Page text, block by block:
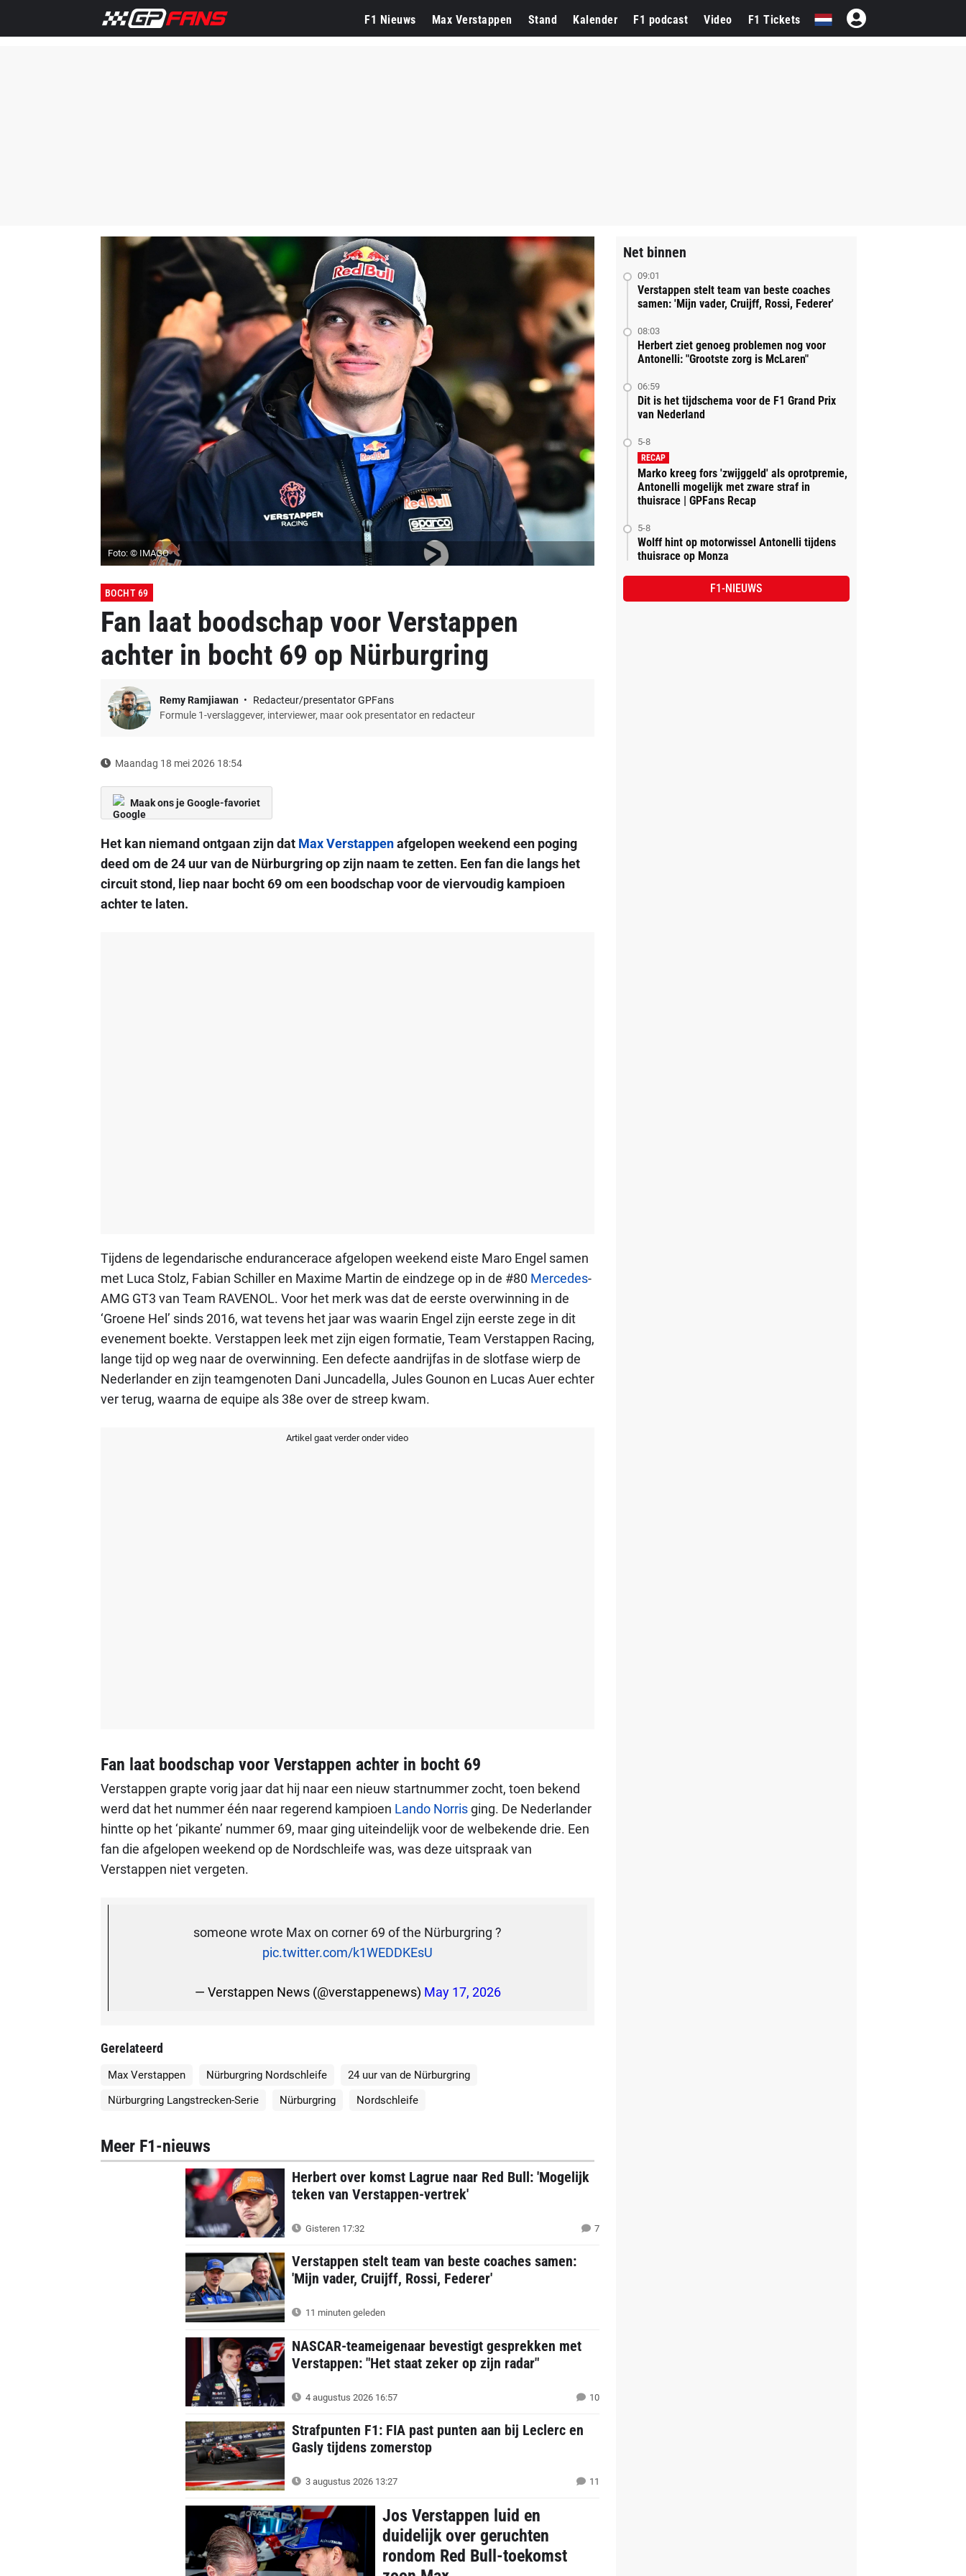
F1 Nieuws Max Verstappen Stand Kalender F1 podcast Video F1 Tickets
Foto: © IMAGO
BOCHT 69
Fan laat boodschap voor Verstappen
achter in bocht 69 op Nürburgring
Remy Ramjiawan
Redacteur/presentator GPFans
Formule 1-verslaggever, interviewer, maar ook presentator en redacteur
Maandag 18 mei 2026 18:54
Maak ons je Google-favoriet
Het kan niemand ontgaan zijn dat Max Verstappenafgelopen weekend een poging
deed om de 24 uur van de Nürburgring op zijn naam te zetten. Een fan die langs het
circuit stond, liep naar bocht 69 om een boodschap voor de viervoudig kampioen
achter te laten.
Tijdens de legendarische endurancerace afgelopen weekend eiste Maro Engel samen
met Luca Stolz, Fabian Schiller en Maxime Martin de eindzege op in de #80 Mercedes-
AMG GT3 van Team RAVENOL. Voor het merk was dat de eerste overwinning in de
‘Groene Hel’ sinds 2016, wat tevens het jaar was waarin Engel zijn eerste zege in dit
evenement boekte. Verstappen leek met zijn eigen formatie, Team Verstappen Racing,
lange tijd op weg naar de overwinning. Een defecte aandrijfas in de slotfase wierp de
Nederlander en zijn teamgenoten Dani Juncadella, Jules Gounon en Lucas Auer echter
ver terug, waarna de equipe als 38e over de streep kwam.
Artikel gaat verder onder video
Fan laat boodschap voor Verstappen achter in bocht 69
Verstappen grapte vorig jaar dat hij naar een nieuw startnummer zocht, toen bekend
werd dat het nummer één naar regerend kampioen Lando Norrisging. De Nederlander
hintte op het ‘pikante’ nummer 69, maar ging uiteindelijk voor de welbekende drie. Een
fan die afgelopen weekend op de Nordschleife was, was deze uitspraak van
Verstappen niet vergeten.
someone wrote Max on corner 69 of the Nürburgring ?
pic.twitter.com/k1WEDDKEsU
— Verstappen News (@verstappenews) May 17, 2026
Gerelateerd
Max Verstappen Nürburgring Nordschleife
24 uur van de Nürburgring
Nürburgring Langstrecken-Serie
Nürburgring Nordschleife
Meer F1-nieuws
Herbert over komst Lagrue naar Red Bull: 'Mogelijk
teken van Verstappen-vertrek'
Gisteren 17:32 7
Verstappen stelt team van beste coaches samen:
'Mijn vader, Cruijff, Rossi, Federer'
11 minuten geleden
NASCAR-teameigenaar bevestigt gesprekken met
Verstappen: "Het staat zeker op zijn radar"
4 augustus 2026 16:57 10
Strafpunten F1: FIA past punten aan bij Leclerc en
Gasly tijdens zomerstop
3 augustus 2026 13:27 11
Jos Verstappen luid en
duidelijk over geruchten
rondom Red Bull-toekomst
Net binnen
09:01
Verstappen stelt team van beste coaches
samen: 'Mijn vader, Cruijff, Rossi, Federer'
08:03
Herbert ziet genoeg problemen nog voor
Antonelli: "Grootste zorg is McLaren"
06:59
Dit is het tijdschema voor de F1 Grand Prix
van Nederland
5-8
RECAP
Marko kreeg fors 'zwijggeld' als oprotpremie,
Antonelli mogelijk met zware straf in
thuisrace | GPFans Recap
5-8
Wolff hint op motorwissel Antonelli tijdens
thuisrace op Monza
F1-NIEUWS